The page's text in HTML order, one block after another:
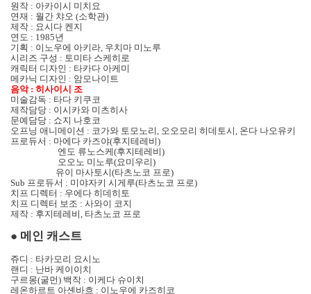
원작 : 아카이시 미치요
연재 : 월간 챠오 (소학관)
제작 : 요시다 켄지
연도 : 1985년
기획 : 이노우에 아키라, 우치마 미노루
시리즈 구성 : 토미타 스케히로
캐릭터 디자인 : 타카다 아케미
메카닉 디자인 : 암모나이트
음악 : 히사이시 조
미술감독 : 타다 키쿠코
제작담당 : 이시카와 미츠히사
문예담당 : 쇼지 나호코
오프닝 애니메이션 : 코가와 토모노리, 오오모리 히데토시, 온다 나오유키
프로듀서 : 마에다 카즈야(후지테레비)
엔도 류노스케(후지테레비)
오오노 미노루(요미우리)
유이 마사토시(타츠노코 프로)
Sub 프로듀서 : 미야자키 시게루(타츠노코 프로)
치프 디렉터 : 우에다 히데히토
치프 디렉터 보조 : 사와이 코지
제작 : 후지테레비, 타츠노코 프로
● 메인 캐스트
쥬디 : 타카모리 요시노
랜디 : 난바 케이이치
구르몽(굴먼) 백작 : 이케다 슈이치
레온하르트 아셴바흐 : 이노우에 카즈히코